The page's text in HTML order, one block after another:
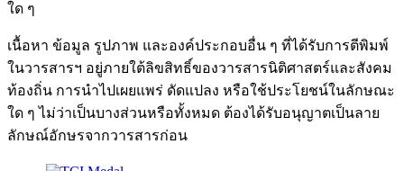
ใด ๆ
เนื้อหา ข้อมูล รูปภาพ และองค์ประกอบอื่น ๆ ที่ได้รับการตีพิมพ์
ในวารสารฯ อยู่ภายใต้ลิขสิทธิ์ของวารสารนิติศาสตร์และสังคม
ท้องถิ่น การนำไปเผยแพร่ ดัดแปลง หรือใช้ประโยชน์ในลักษณะ
ใด ๆ ไม่ว่าเป็นบางส่วนหรือทั้งหมด ต้องได้รับอนุญาตเป็นลาย
ลักษณ์อักษรจากวารสารก่อน